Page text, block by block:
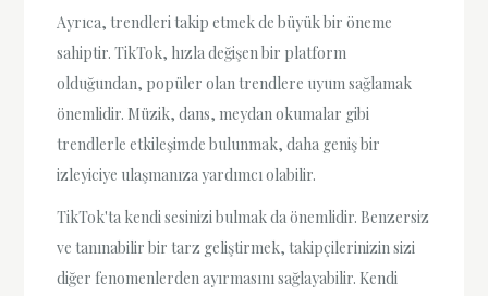
Ayrıca, trendleri takip etmek de büyük bir öneme
sahiptir. TikTok, hızla değişen bir platform
olduğundan, popüler olan trendlere uyum sağlamak
önemlidir. Müzik, dans, meydan okumalar gibi
trendlerle etkileşimde bulunmak, daha geniş bir
izleyiciye ulaşmanıza yardımcı olabilir.
TikTok'ta kendi sesinizi bulmak da önemlidir. Benzersiz
ve tanınabilir bir tarz geliştirmek, takipçilerinizin sizi
diğer fenomenlerden ayırmasını sağlayabilir. Kendi